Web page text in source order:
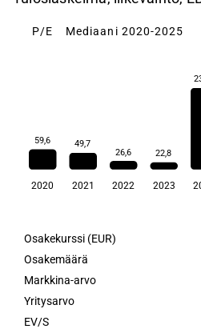
P/E Mediaani 2020-2025
59,6 49,7
26,6 22,8
2020 2021 2022 2023
Osakekurssi (EUR)
Osakemäärä
Markkina-arvo
Yritysarvo
EV/S